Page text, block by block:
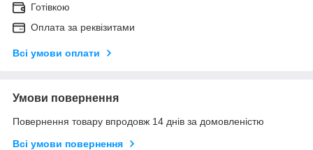
Готівкою
Оплата за реквізитами
Всі умови оплати
Умови повернення
Повернення товару впродовж 14 днів за домовленістю
Всі умови повернення